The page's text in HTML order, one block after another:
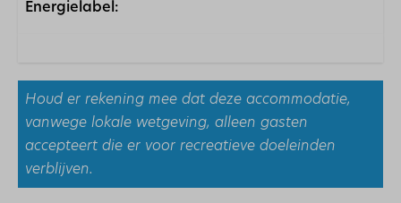
Droogrek
Strijkplank
Wasmachine
Slaapkamer
Energielabel:
Houd er rekening mee dat deze accommodatie,
vanwege lokale wetgeving, alleen gasten
accepteert die er voor recreatieve doeleinden
verblijven.